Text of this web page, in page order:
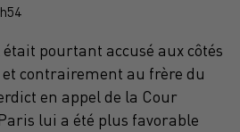
pourtant accusé aux côtés
contrairement au frère du
en appel de la Cour
lui a été plus favorable